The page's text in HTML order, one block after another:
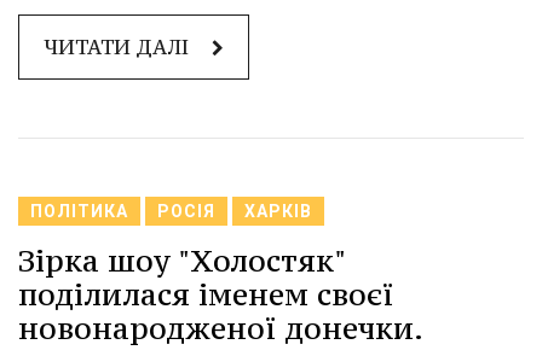
ЧИТАТИ ДАЛІ
ПОЛІТИКА РОСІЯ ХАРКІВ
Зірка шоу "Холостяк"
поділилася іменем своєї
новонародженої донечки.